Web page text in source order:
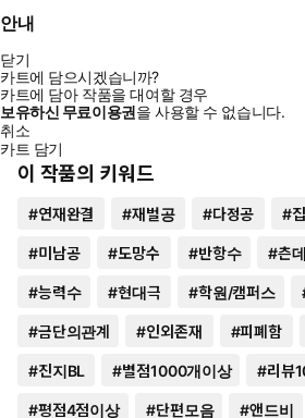
안내
닫기
카트에 담으시겠습니까?
카트에 담아 작품을 대여할 경우
보유하신 무료이용권을 사용할 수 없습니다.
취소
카트 담기
이 작품의 키워드
#연재완결 #재벌공 #다정공 #
#미남공 #도망수 #반항수 #츤
#능력수 #현대극 #학원/캠퍼스
#금단의관계 #인외존재 #피폐함
#진지BL #별점1000개이상 #리뷰
#평점4점이상 #단편모음 #앤드비